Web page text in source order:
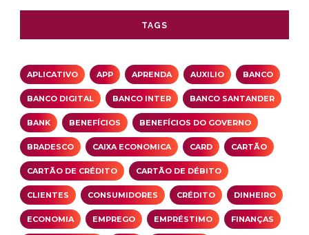
TAGS
APLICATIVO APP APRENDA AUXILIO BANCO
BANCO DIGITAL BANCO INTER BANCO SANTANDER
BANK BENEFÍCIOS BENEFÍCIOS DO GOVERNO
BRADESCO CAIXA ECONOMICA CARD CARTÃO
CARTÃO DE CRÉDITO CARTÃO DE DÉBITO
CLIENTES CONSUMIDORES CRÉDITO DINHEIRO
ECONOMIA EMPREGO EMPRÉSTIMO FINANÇAS